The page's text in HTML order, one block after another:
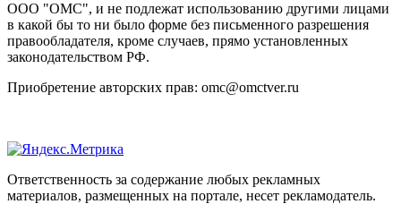
ООО "ОМС", и не подлежат использованию другими лицами
в какой бы то ни было форме без письменного разрешения
правообладателя, кроме случаев, прямо установленных
законодательством РФ.
Приобретение авторских прав: omc@omctver.ru
Ответственность за содержание любых рекламных
материалов, размещенных на портале, несет рекламодатель.